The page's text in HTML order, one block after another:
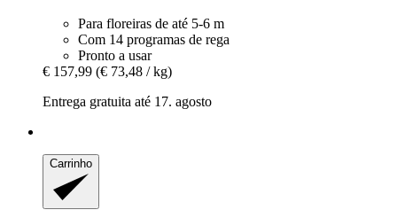
Para floreiras de até 5-6 m
Com 14 programas de rega
Pronto a usar
€ 157,99 (€ 73,48 / kg)
Entrega gratuita até 17. agosto
Carrinho